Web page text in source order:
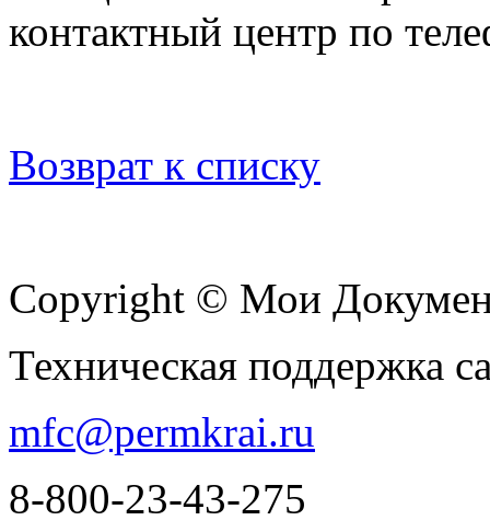
контактный центр по
Возврат к списку
Copyright © Мои
Техническая поддержка
mfc@permkrai.ru
8-800-23-43-275